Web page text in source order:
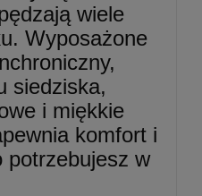
wiele
Wyposażone
siedziska,
i miękkie
komfort i
potrzebujesz w